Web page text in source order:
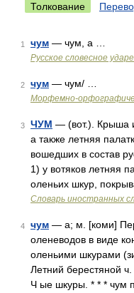
Толкование
1 чум — чум, а …
Русское словесное
2 чум — чум/ …
Морфемно-
3 ЧУМ — (вот.). Крыша
а также летняя
вошедших в состав
1) у вотяков летняя
оленьих шкур,
Словарь иностранных
4 чум — а; м. [коми]
оленеводов в виде
оленьими шкурами
Летний берестяной
Ч ые шкуры. * * * чум